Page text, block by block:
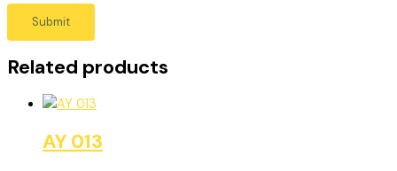
Related products
AY 013